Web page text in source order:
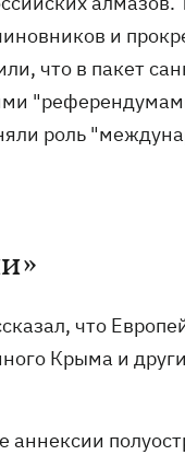
и
что в пакет
роль
что
Крыма и